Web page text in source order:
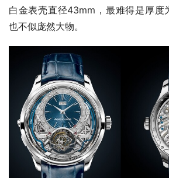
白金表壳直径43mm，最难得是厚度
也不似庞然大物。